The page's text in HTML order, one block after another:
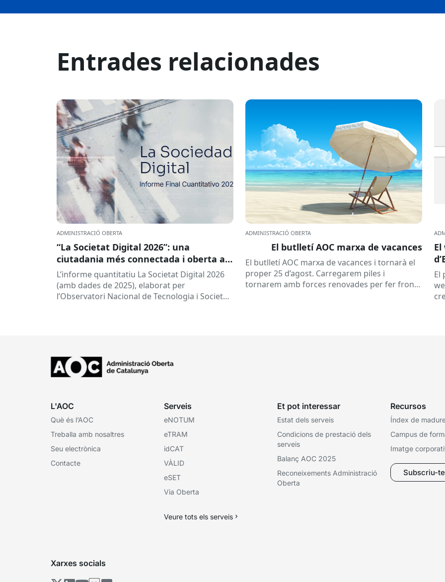
Entrades relacionades
ADMINISTRACIÓ OBERTA
“La Societat Digital 2026”: una
ciutadania més connectada i oberta a
la intel·ligència artificial
L’informe quantitatiu La Societat Digital 2026
(amb dades de 2025), elaborat per
l’Observatori Nacional de Tecnologia i Societat
ADMINISTRACIÓ OBERTA
El butlletí AOC marxa de vacances
El butlletí AOC marxa de vacances i tornarà el
proper 25 d’agost. Carregarem piles i
tornarem amb forces renovades per fer front
El
L'AOC
Què és l’AOC
Treballa amb nosaltres
Seu electrònica
Contacte
Serveis
eNOTUM
eTRAM
idCAT
VÀLID
eSET
Via Oberta
Veure tots els serveis
Et pot interessar
Estat dels serveis
Condicions de prestació dels
serveis
Balanç AOC 2025
Reconeixements Administració
Oberta
Recursos
Índex de
Campus de
Imatge
Subscriu-
Xarxes socials